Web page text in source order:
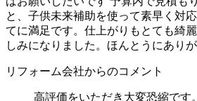
と、子供未来補助を使って素早く対
てに満足です。仕上がりもとても綺
しみになりました。ほんとうにあり
リフォーム会社からのコメント
高評価をいただき大変恐縮です